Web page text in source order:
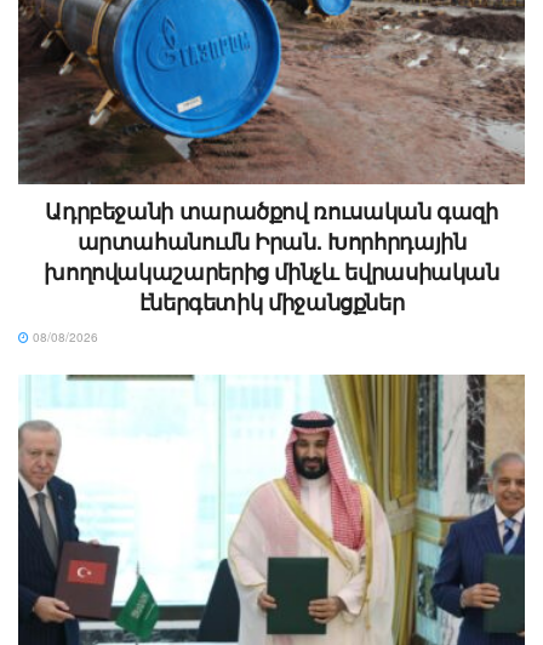
Ադրբեջանի տարածքով ռուսական գազի
արտահանումն Իրան. Խորհրդային
խողովակաշարերից մինչև եվրասիական
էներգետիկ միջանցքներ
08/08/2026